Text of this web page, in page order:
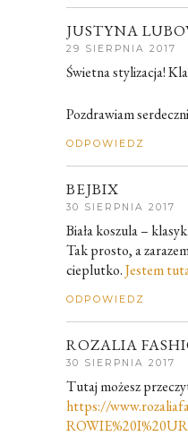
JUSTYNA
29 SIERPNIA 2017
Świetna stylizacja!
Pozdrawiam
ODPOWIEDZ
BEJBIX
30 SIERPNIA 2017
Biała koszula –
Tak prosto, a
cieplutko.Jestem
ODPOWIEDZ
ROZALIA
30 SIERPNIA 2017
Tutaj możesz
https://